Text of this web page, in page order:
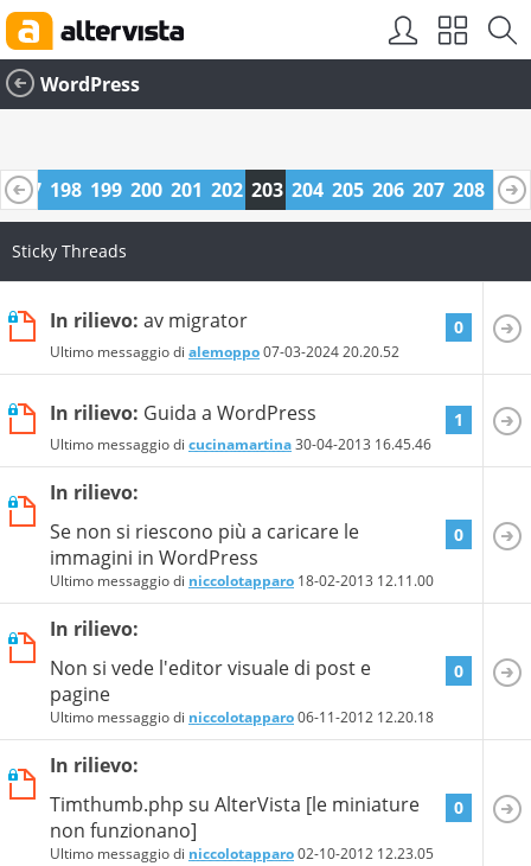
WordPress
197 198 199 200 201 202 203 204 205 206 207 208 209
Sticky Threads
In rilievo: av migrator
Ultimo messaggio di alemoppo07-03-202420.20.52
0
In rilievo: Guida a WordPress
Ultimo messaggio di cucinamartina30-04-2013 16.45.46
1
In rilievo:
Se non si riescono più a caricare le
immagini in WordPress
Ultimo messaggio di niccolotapparo 18-02-2013 12.11.00
0
In rilievo:
Non si vede l'editor visuale di post e
pagine
Ultimo messaggio di niccolotapparo06-11-2012 12.20.18
0
In rilievo:
Timthumb.php su AlterVista [le miniature
non funzionano]
Ultimo messaggio di niccolotapparo02-10-2012 12.23.05
0